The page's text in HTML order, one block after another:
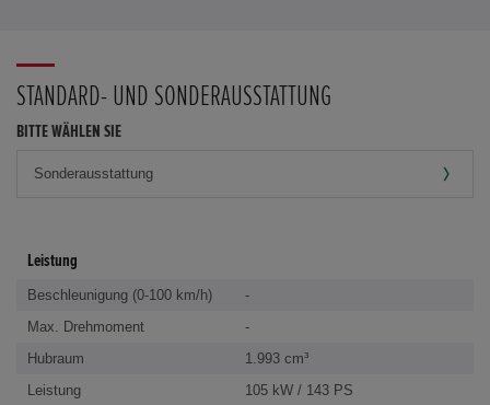
STANDARD- UND SONDERAUSSTATTUNG
BITTE WÄHLEN SIE
Leistung
Beschleunigung (0-100 km/h)
-
Max. Drehmoment
-
Hubraum
1.993 cm³
Leistung
105 kW / 143 PS